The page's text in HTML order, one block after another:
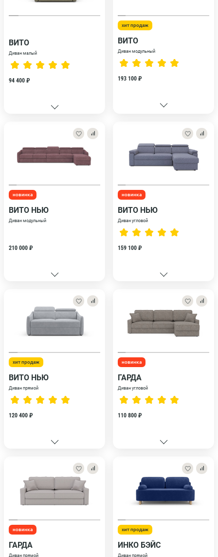
ВИТО
Диван малый
94 400 ₽
хит продаж
ВИТО
Диван модульный
193 100 ₽
новинка
ВИТО НЬЮ
Диван модульный
210 000 ₽
новинка
ВИТО НЬЮ
Диван угловой
159 100 ₽
хит продаж
ВИТО НЬЮ
Диван прямой
120 400 ₽
новинка
ГАРДА
Диван угловой
110 800 ₽
новинка
ГАРДА
Диван прямой
хит продаж
ИНКО БЭЙС
Диван прямой